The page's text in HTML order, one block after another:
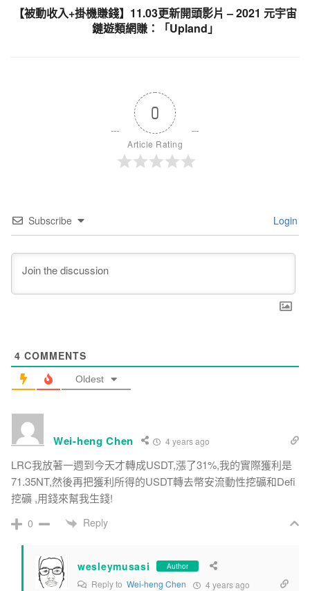
【被動收入+掛機賺錢】11.03更新開頭影片 – 2021 元宇宙
鏈遊類網賺：「Upland」
0
Article Rating
Subscribe Login
4 COMMENTS
Oldest
Wei-heng Chen 4 years ago
LRC我放著一週到今天才轉成USDT,漲了31%,我的實際獲利是
71.35NT,然後再把獲利所得的USDT轉去幣安流動性挖礦和Defi
挖礦 ,用錢來幫我生錢!
0 Reply
wesleymusasi Author
Reply to Wei-heng Chen 4 years ago